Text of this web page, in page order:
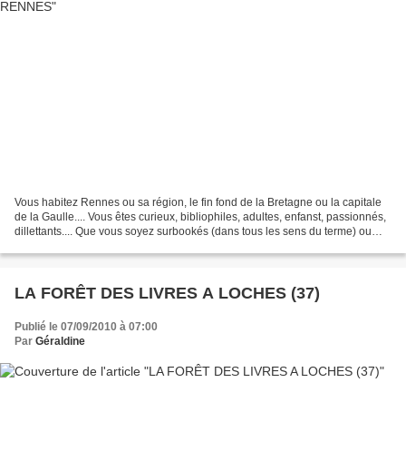
Vous habitez Rennes ou sa région, le fin fond de la Bretagne ou la capitale
de la Gaulle.... Vous êtes curieux, bibliophiles, adultes, enfanst, passionnés,
dillettants.... Que vous soyez surbookés (dans tous les sens du terme) ou
LA FORÊT DES LIVRES A LOCHES (37)
Publié le 07/09/2010 à 07:00
Par Géraldine